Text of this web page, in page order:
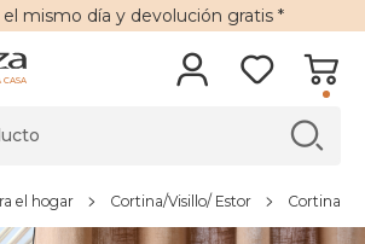
el mismo día y devolución gratis*
CASA
el hogar Cortina/Visillo/ Estor Cortina